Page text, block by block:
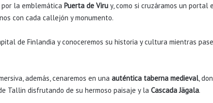
la emblemática Puerta de Viru y, como si cruzáramos un
con cada callejón y monumento.
de Finlandia y conoceremos su historia y cultura mientras
además, cenaremos en una auténtica taberna medieval,
Tallin disfrutando de su hermoso paisaje y la Cascada Jägala.